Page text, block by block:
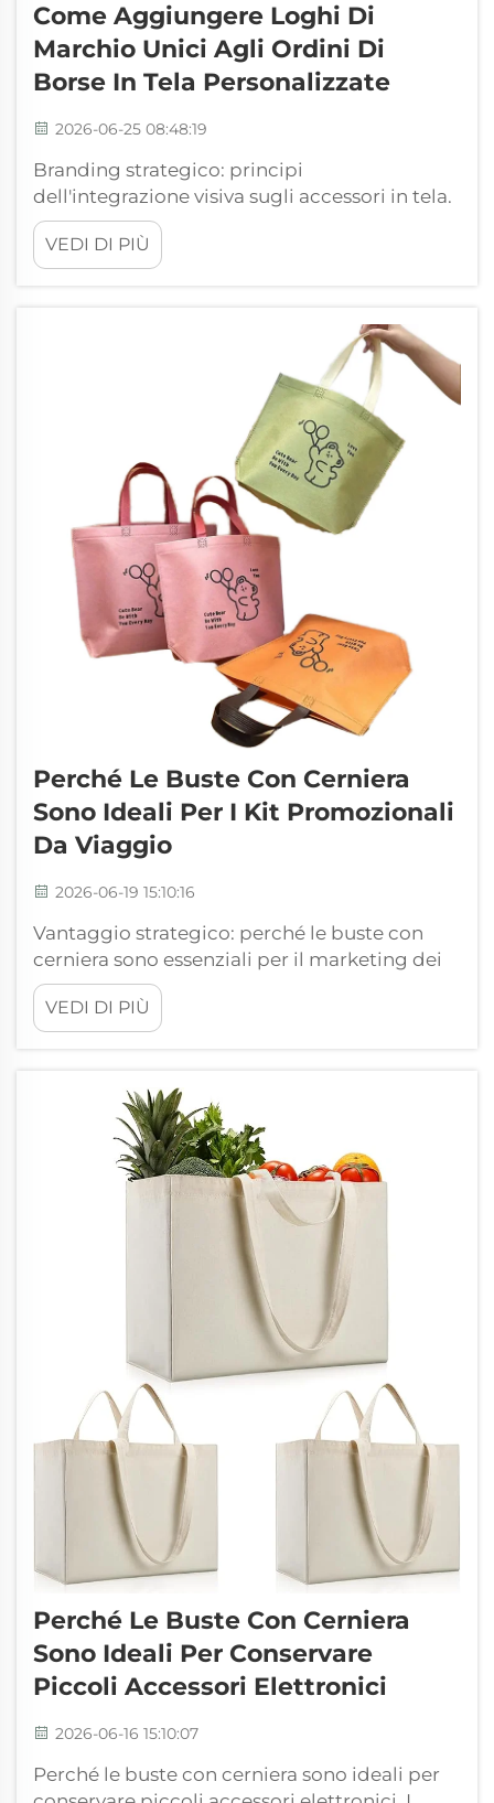
Come Aggiungere Loghi Di
Marchio Unici Agli Ordini Di
Borse In Tela Personalizzate
2026-06-25 08:48:19
Branding strategico: principi
dell'integrazione visiva sugli accessori in tela.
Il valore strategico degli accessori in tela con
marchio. Nel panorama contemporaneo
della rappresentazione del marchio,
creare una risonanza con il pubblico. ...
VEDI DI PIÙ
Perché Le Buste Con Cerniera
Sono Ideali Per I Kit Promozionali
Da Viaggio
2026-06-19 15:10:16
Vantaggio strategico: perché le buste con
cerniera sono essenziali per il marketing dei
marchi di viaggio. Il compagno versatile per i
viaggiatori internazionali. Nel mondo in
continua evoluzione del turismo e dei viaggi,
un’utilità reale, mantenendo al contempo
una presenza...
VEDI DI PIÙ
Perché Le Buste Con Cerniera
Sono Ideali Per Conservare
Piccoli Accessori Elettronici
2026-06-16 15:10:07
Perché le buste con cerniera sono ideali per